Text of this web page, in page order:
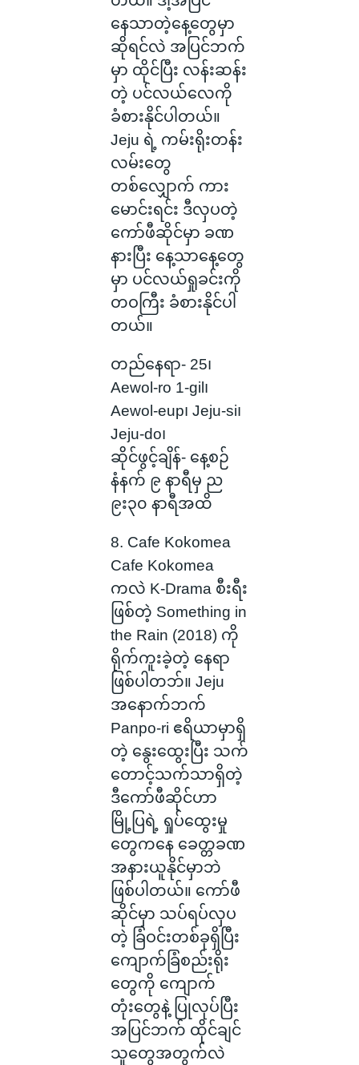
နေသာတဲ့နေ့တွေမှာ
ဆိုရင်လဲ အပြင်ဘက်
မှာ ထိုင်ပြီး လန်းဆန်း
တဲ့ ပင်လယ်လေကို
ခံစားနိုင်ပါတယ်။
Jeju ရဲ့ ကမ်းရိုးတန်း
လမ်းတွေ
တစ်လျှောက် ကား
မောင်းရင်း ဒီလှပတဲ့
ကော်ဖီဆိုင်မှာ ခဏ
နားပြီး နေ့သာနေ့တွေ
မှာ ပင်လယ်ရှုခင်းကို
တဝကြီး ခံစားနိုင်ပါ
တယ်။
တည်နေရာ- 25၊
Aewol-ro 1-gil၊
Aewol-eup၊ ​​Jeju-si၊
Jeju-do၊
ဆိုင်ဖွင့်ချိန်- နေ့စဉ်
နံနက် ၉ နာရီမှ ည
၉း၃၀ နာရီအထိ
8. Cafe Kokomea
Cafe Kokomea
ကလဲ K-Drama စီးရီး
ဖြစ်တဲ့ Something in
the Rain (2018) ကို
ရိုက်ကူးခဲ့တဲ့ နေရာ
ဖြစ်ပါတဘ်။ Jeju
အနောက်ဘက်
Panpo-ri ဧရိယာမှာရှိ
တဲ့ နွေးထွေးပြီး သက်
တောင့်သက်သာရှိတဲ့
ဒီကော်ဖီဆိုင်ဟာ
မြို့ပြရဲ့ ရှုပ်ထွေးမှု
တွေကနေ ခေတ္တခဏ
အနားယူနိုင်မှာဘဲ
ဖြစ်ပါတယ်။ ကော်ဖီ
ဆိုင်မှာ သပ်ရပ်လှပ
တဲ့ ခြံဝင်းတစ်ခုရှိပြီး
ကျောက်ခြံစည်းရိုး
တွေကို ကျောက်
တုံး‌တွေနဲ့ ပြုလုပ်ပြီး
အပြင်ဘက် ထိုင်ချင်
သူတွေအတွက်လဲ